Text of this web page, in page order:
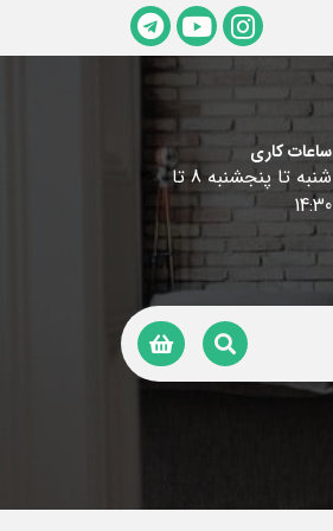
ساعات کاری
شنبه تا پنجشنبه 8 تا
14:30